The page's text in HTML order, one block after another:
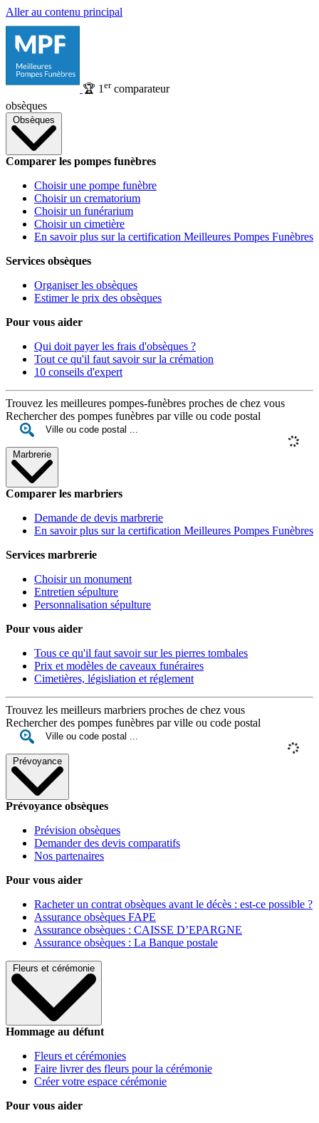
Aller au contenu principal
🏆 1 ercomparateur
obsèques
Obsèques
Comparer les pompes funèbres
Choisir une pompe funèbre
Choisir un crematorium
Choisir un funérarium
Choisir un cimetière
En savoir plus sur la certification Meilleures Pompes Funèbres
Services obsèques
Organiser les obsèques
Estimer le prix des obsèques
Pour vous aider
Qui doit payer les frais d'obsèques ?
Tout ce qu'il faut savoir sur la crémation
10 conseils d'expert
Trouvez les meilleures pompes-funèbres proches de chez vous
Rechercher des pompes funèbres par ville ou code postal
Marbrerie
Comparer les marbriers
Demande de devis marbrerie
En savoir plus sur la certification Meilleures Pompes Funèbres
Services marbrerie
Choisir un monument
Entretien sépulture
Personnalisation sépulture
Pour vous aider
Tous ce qu'il faut savoir sur les pierres tombales
Prix et modèles de caveaux funéraires
Cimetières, législiation et réglement
Trouvez les meilleurs marbriers proches de chez vous
Rechercher des pompes funèbres par ville ou code postal
Prévoyance
Prévoyance obsèques
Prévision obsèques
Demander des devis comparatifs
Nos partenaires
Pour vous aider
Racheter un contrat obsèques avant le décès : est-ce possible ?
Assurance obsèques FAPE
Assurance obsèques : CAISSE D’EPARGNE
Assurance obsèques : La Banque postale
Fleurs et cérémonie
Hommage au défunt
Fleurs et cérémonies
Faire livrer des fleurs pour la cérémonie
Créer votre espace cérémonie
Pour vous aider